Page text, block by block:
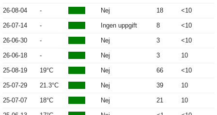
26-08-04 - Nej 18 <10
26-07-14 - Ingen uppgift 8 <10
26-06-30 - Nej 3 <10
26-06-18 - Nej 3 10
25-08-19 19°C Nej 66 <10
25-07-29 21.3°C Nej 39 10
25-07-07 18°C Nej 21 10